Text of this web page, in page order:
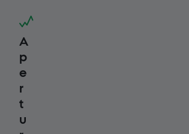
A
p
e
r
t
u